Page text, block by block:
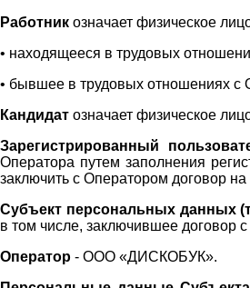
Работник означает физическое
• находящееся в трудовых
• бывшее в трудовых отношениях с
Кандидат означает физическое
Зарегистрированный
Оператора путем заполнения
заключить с Оператором договор на
Субъект персональных данных
в том числе, заключившее договор
Оператор - ООО «ДИСКОБУК».